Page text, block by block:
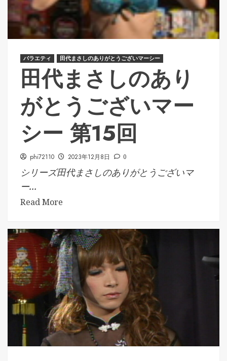
バラエティ 田代まさしのありがとうございマーシー
田代まさしのあり
がとうございマー
シー 第15回
phi72110 2023年12月8日 0
シリーズ田代まさしのありがとうございマ
ー...
Read More